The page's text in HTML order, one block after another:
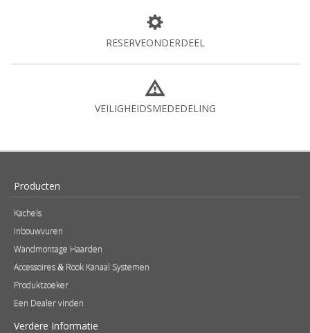
RESERVEONDERDEEL
VEILIGHEIDSMEDEDELING
Producten
Kachels
Inbouwvuren
Wandmontage Haarden
Accessoires & Rook Kanaal Systemen
Produktzoeker
Een Dealer vinden
Verdere Informatie